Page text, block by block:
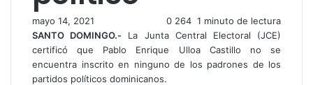
mayo 14, 2021 0 264 1 minuto de lectura
SANTO DOMINGO.- La Junta Central Electoral (JCE)
certificó que Pablo Enrique Ulloa Castillo no se
encuentra inscrito en ninguno de los padrones de los
partidos políticos dominicanos.